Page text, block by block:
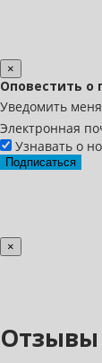
×
Оповестить о
Уведомить
Электронная
Узнавать о
Подписаться
×
Отзывы